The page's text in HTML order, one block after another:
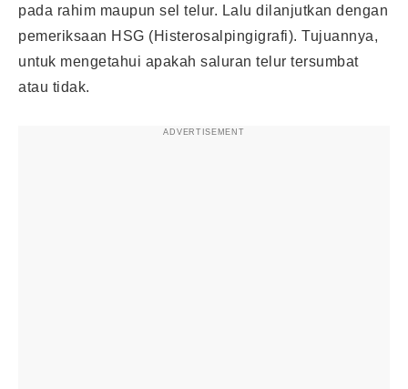
pada rahim maupun sel telur. Lalu dilanjutkan dengan
pemeriksaan HSG (Histerosalpingigrafi). Tujuannya,
untuk mengetahui apakah saluran telur tersumbat
atau tidak.
ADVERTISEMENT